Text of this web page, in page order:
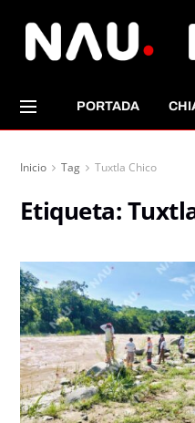
PORTADA
Inicio Tag Tuxtla Chico
Etiqueta: